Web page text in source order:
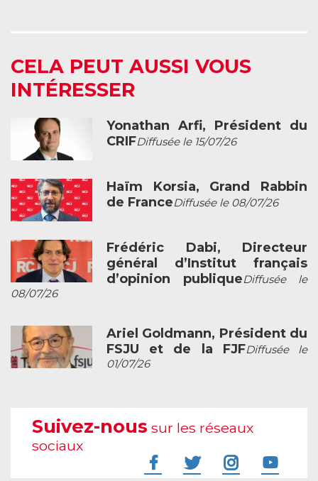
CELA PEUT AUSSI VOUS
INTÉRESSER
Yonathan Arfi, Président du
CRIFDiffusée le 15/07/26
Haïm Korsia, Grand Rabbin
de FranceDiffusée le 08/07/26
Frédéric Dabi, Directeur
général d’Institut français
d’opinion publiqueDiffusée le
08/07/26
Ariel Goldmann, Président du
FSJU et de la FJFDiffusée le
01/07/26
Suivez-nous sur les réseaux
sociaux